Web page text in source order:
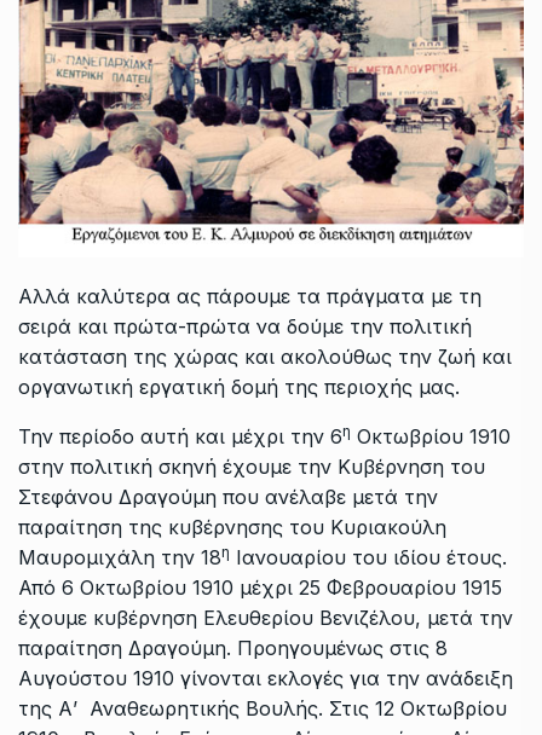
Αλλά καλύτερα ας πάρουμε τα πράγματα με τη
σειρά και πρώτα-πρώτα να δούμε την πολιτική
κατάσταση της χώρας και ακολούθως την ζωή και
οργανωτική εργατική δομή της περιοχής μας.
Την περίοδο αυτή και μέχρι την 6η Οκτωβρίου 1910
στην πολιτική σκηνή έχουμε την Κυβέρνηση του
Στεφάνου Δραγούμη που ανέλαβε μετά την
παραίτηση της κυβέρνησης του Κυριακούλη
Μαυρομιχάλη την 18η Ιανουαρίου του ιδίου έτους.
Από 6 Οκτωβρίου 1910 μέχρι 25 Φεβρουαρίου 1915
έχουμε κυβέρνηση Ελευθερίου Βενιζέλου, μετά την
παραίτηση Δραγούμη. Προηγουμένως στις 8
Αυγούστου 1910 γίνονται εκλογές για την ανάδειξη
της Α’ Αναθεωρητικής Βουλής. Στις 12 Οκτωβρίου